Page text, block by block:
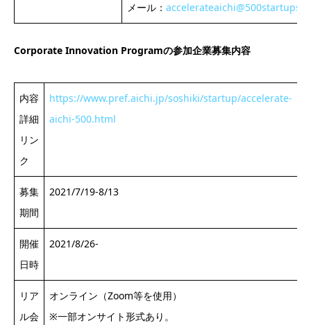
メール：
Corporate Innovation Programの参加企業募集内容
内容
詳細
リン
ク
https://www.pref.aichi.jp/soshiki/startup/accelerate-
aichi-500.html
募集
期間
2021/7/19-8/13
開催
日時
2021/8/26-
リア
ル会
オンライン（Zoom等を使用）
※一部オンサイト形式あり。